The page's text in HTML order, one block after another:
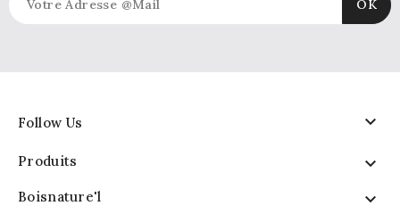
Follow Us 
Produits 
Boisnature'l 